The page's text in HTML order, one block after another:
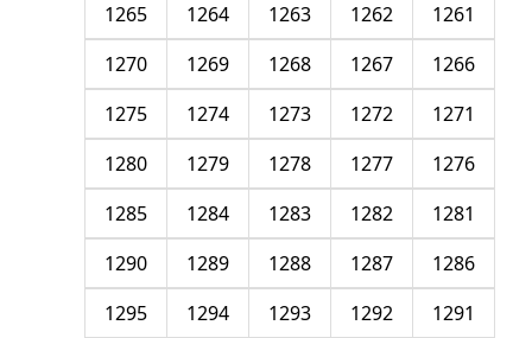
1261
1262
1263
1264
1265
1266
1267
1268
1269
1270
1271
1272
1273
1274
1275
1276
1277
1278
1279
1280
1281
1282
1283
1284
1285
1286
1287
1288
1289
1290
1291
1292
1293
1294
1295